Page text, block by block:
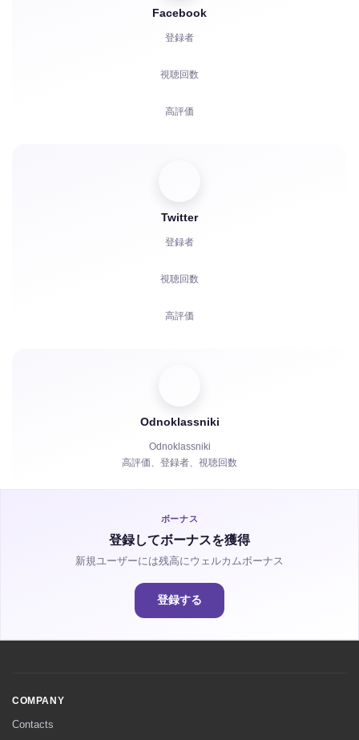
Facebook
登録者
視聴回数
高評価
コメント
Twitter
登録者
視聴回数
高評価
共有
視聴時間
Odnoklassniki
Odnoklassniki
高評価、登録者、視聴回数
ボーナス
登録してボーナスを獲得
新規ユーザーには残高にウェルカムボーナス
登録する
COMPANY
Contacts